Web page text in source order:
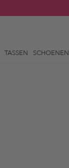
TASSEN SCHOENEN